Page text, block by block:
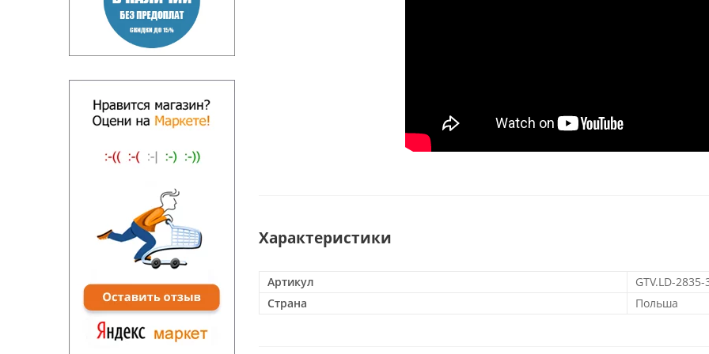
Характеристики
Артикул
GTV.LD-
Страна
Польша